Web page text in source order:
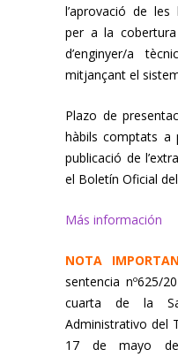
l’aprovació de
per a la
d’enginyer/a
mitjançant el
Plazo de
hàbils comptats a
publicació de
el Boletín Oficial
Más información
NOTA
sentencia nº625/
cuarta de la
Administrativo del
17 de mayo